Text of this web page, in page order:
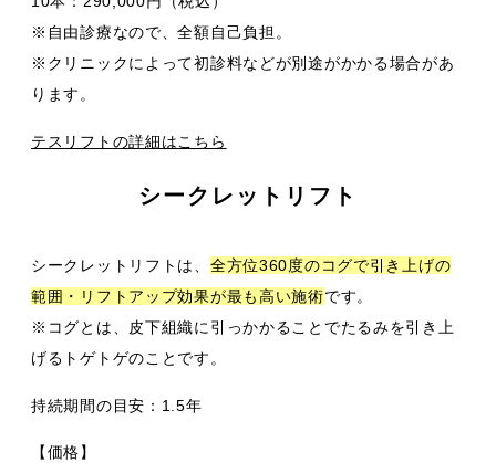
※自由診療なので、全額自己負担。
※クリニックによって初診料などが別途がかかる場合があ
ります。
テスリフトの詳細はこちら
シークレットリフト
シークレットリフトは、 全方位360度のコグで引き上げの
範囲・リフトアップ効果が最も高い施術です。
※コグとは、皮下組織に引っかかることでたるみを引き上
げるトゲトゲのことです。
持続期間の目安：1.5年
【価格】